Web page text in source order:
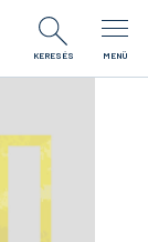
KERESÉS MENÜ